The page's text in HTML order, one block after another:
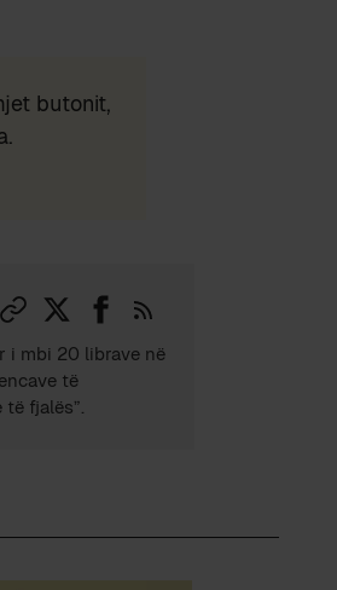
butonit,
i mbi 20 librave në
të
fjalës”.